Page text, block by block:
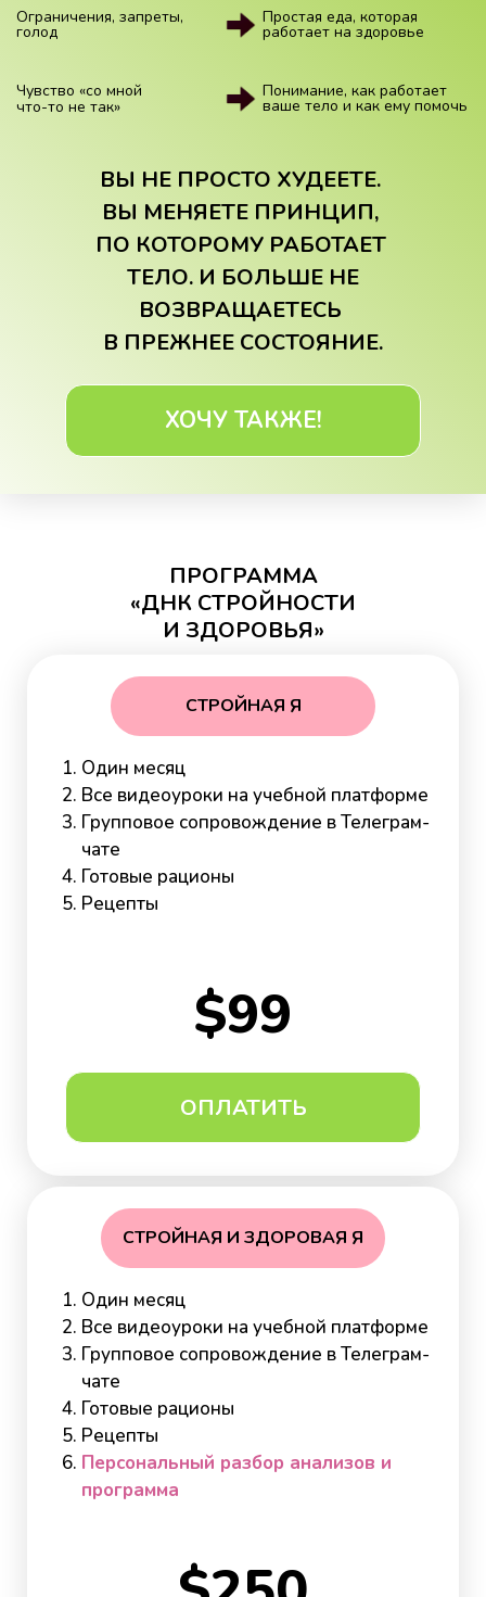
Ограничения, запреты,
голод
Простая еда, которая
работает на здоровье
Чувство «со мной
что-то не так»
Понимание, как работает
ваше тело и как ему помочь
ВЫ НЕ ПРОСТО ХУДЕЕТЕ.
ВЫ МЕНЯЕТЕ ПРИНЦИП,
ПО КОТОРОМУ РАБОТАЕТ
ТЕЛО. И БОЛЬШЕ НЕ
ВОЗВРАЩАЕТЕСЬ
В ПРЕЖНЕЕ СОСТОЯНИЕ.
ХОЧУ ТАКЖЕ!
ПРОГРАММА
«ДНК СТРОЙНОСТИ
И ЗДОРОВЬЯ»
СТРОЙНАЯ Я
Один месяц
Все видеоуроки на учебной платформе
Групповое сопровождение в Телеграм-
чате
Готовые рационы
Рецепты
$99
ОПЛАТИТЬ
СТРОЙНАЯ И ЗДОРОВАЯ Я
Один месяц
Все видеоуроки на учебной платформе
Групповое сопровождение в Телеграм-
чате
Готовые рационы
Рецепты
Персональный разбор анализов и
программа